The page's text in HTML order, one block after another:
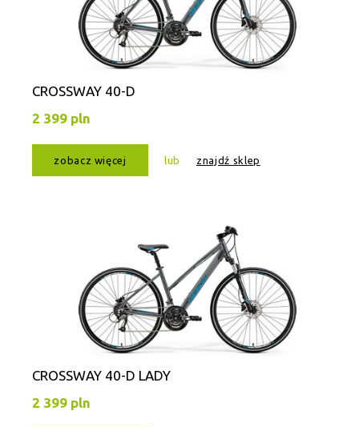
CROSSWAY 40-D
2 399 pln
zobacz więcej lub znajdź sklep
CROSSWAY 40-D LADY
2 399 pln